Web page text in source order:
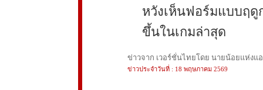
หวังเห็นฟอร์มแบบฤดู
ขึ้นในเกมล่าสุด
ข่าวจาก เวอร์ชั่นไทยโดย นายน้อยแห่งแ
ข่าวประจำวันที่ : 18 พฤษภาคม 2569